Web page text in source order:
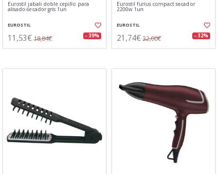
Eurostil jabali doble cepillo para
alisado-secador gris 1un
EUROSTIL
11,53€ 18,84€ - 39%
Eurostil furius compact secador
2200w 1un
EUROSTIL
21,74€ 32,00€ - 32%